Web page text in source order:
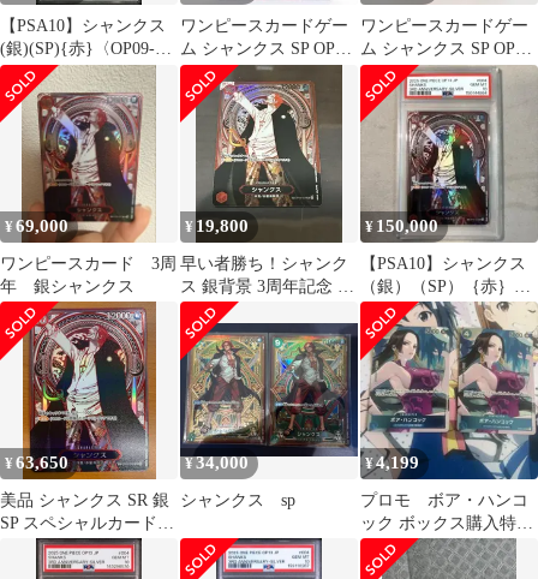
【PSA10】シャンクス
(銀)(SP){赤}〈OP09-
004〉[[OP-13]ブースタ
ーパック受け継がれる
意志]プロモ
ワンピースカードゲー
ム シャンクス SP OP09-
004 SR 銀背景 ※中古
ワンピースカードゲー
ム シャンクス SP OP09-
004 SR パラレル 銀背景
トレカ ∴WU5623
¥69,000
ワンピースカード 3周
年 銀シャンクス
¥ 19,800
早い者勝ち！シャンク
ス 銀背景 3周年記念 SP
受け継がれる意志
¥ 150,000
【PSA10】シャンクス
（銀）（SP）｛赤｝
［受け継がれる意志］
¥63,650
美品 シャンクス SR 銀
SP スペシャルカード
OP09-004 ワンピースカ
ード ONEPIECE ID
¥34,000
シャンクス sp
¥4,199
プロモ ボア・ハンコ
ック ボックス購入特典
頂上決戦 2枚セット